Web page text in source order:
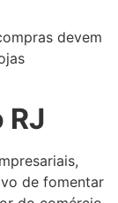
devem
RJ
de fomentar